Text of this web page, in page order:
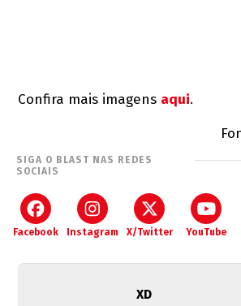
Confira mais imagens aqui.
SIGA O BLAST NAS REDES
SOCIAIS
Facebook Instagram X/Twitter YouTube
XD